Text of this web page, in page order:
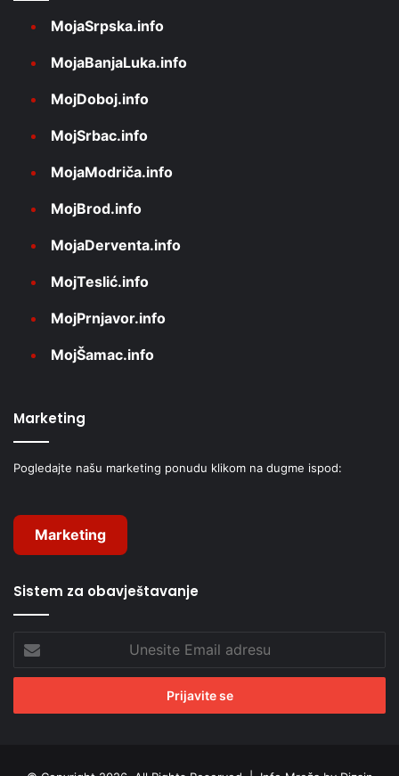
MojaSrpska.info
MojaBanjaLuka.info
MojDoboj.info
MojSrbac.info
MojaModriča.info
MojBrod.info
MojaDerventa.info
MojTeslić.info
MojPrnjavor.info
MojŠamac.info
Marketing
Pogledajte našu marketing ponudu klikom na dugme ispod:
Marketing
Sistem za obavještavanje
Email
adresu